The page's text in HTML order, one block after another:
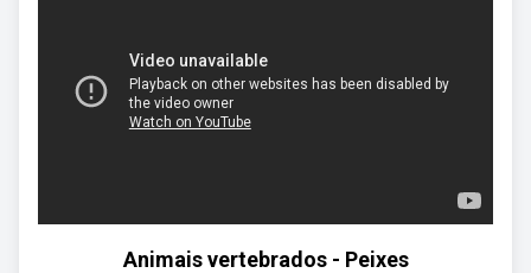
Animais vertebrados - Peixes